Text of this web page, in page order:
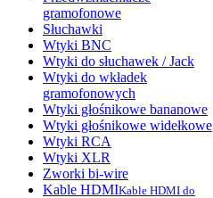
gramofonowe
Słuchawki
Wtyki BNC
Wtyki do słuchawek / Jack
Wtyki do wkładek
gramofonowych
Wtyki głośnikowe bananowe
Wtyki głośnikowe widełkowe
Wtyki RCA
Wtyki XLR
Zworki bi-wire
Kable HDMIKable HDMI do